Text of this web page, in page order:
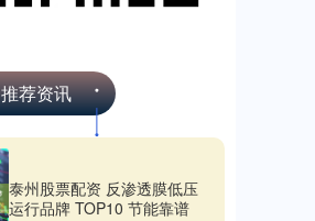
推荐资讯
泰州股票配资 反渗透膜低压
运行品牌 TOP10 节能靠谱